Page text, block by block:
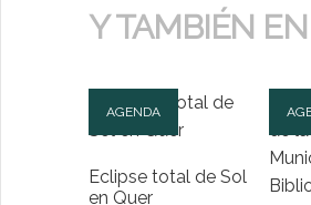
Y TAMBIÉN
AGENDA
Eclipse total de Sol
en Quer